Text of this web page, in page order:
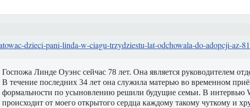
dzieci-pani-linda-w-ciagu-trzydziestu-lat-odchowala-do-adopcji-az-
Госпожа Линде Оуэнс сейчас 78 лет. Она является руководителем
В течение последних 34 лет она служила матерью во временном
формальности по усыновлению решили будущие семьи. В интервью
происходит от моего открытого сердца каждому такому чуткому и